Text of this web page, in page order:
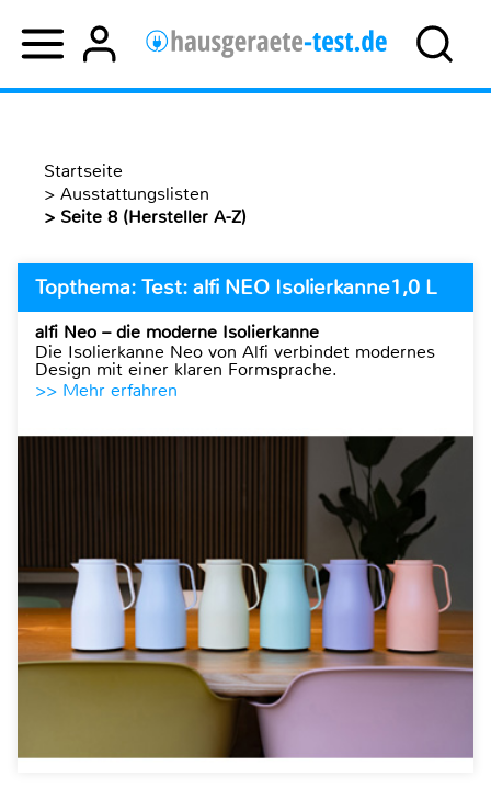
Startseite
> Ausstattungslisten
>
Seite 8 (Hersteller A-Z)
Topthema: Test: alfi NEO Isolierkanne1,0 L
alfi Neo – die moderne Isolierkanne
Die Isolierkanne Neo von Alfi verbindet modernes
Design mit einer klaren Formsprache.
>> Mehr erfahren